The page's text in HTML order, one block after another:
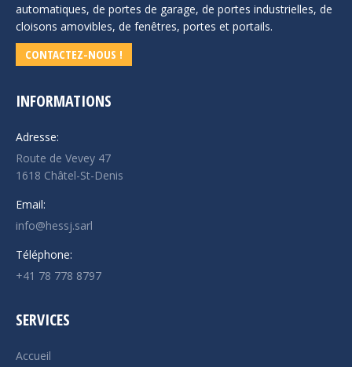
automatiques, de portes de garage, de portes industrielles, de
cloisons amovibles, de fenêtres, portes et portails.
CONTACTEZ-NOUS !
INFORMATIONS
Adresse:
Route de Vevey 47
1618 Châtel-St-Denis
Email:
info@hessj.sarl
Téléphone:
+41 78 778 8797
SERVICES
Accueil